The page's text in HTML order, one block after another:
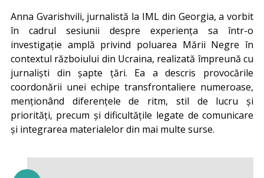
Anna Gvarishvili, jurnalistă la IML din Georgia, a vorbit
în cadrul sesiunii despre experiența sa într-o
investigație amplă privind poluarea Mării Negre în
contextul războiului din Ucraina, realizată împreună cu
jurnaliști din șapte țări. Ea a descris provocările
coordonării unei echipe transfrontaliere numeroase,
menționând diferențele de ritm, stil de lucru și
priorități, precum și dificultățile legate de comunicare
și integrarea materialelor din mai multe surse.